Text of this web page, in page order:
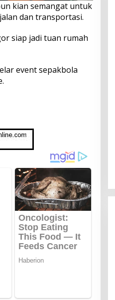
kian semangat untuk
dan transportasi.
siap jadi tuan rumah
event sepakbola